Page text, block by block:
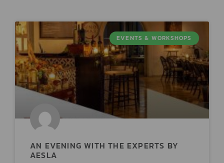
EVENTS & WORKSHOPS
AN EVENING WITH THE EXPERTS BY
AESLA